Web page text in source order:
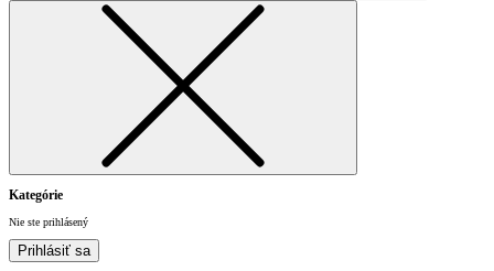
Kategórie
Nie ste prihlásený
Prihlásiť sa